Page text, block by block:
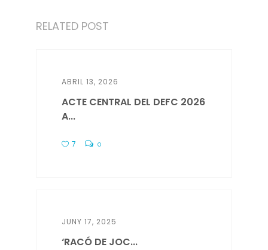
RELATED POST
ABRIL 13, 2026
ACTE CENTRAL DEL DEFC 2026
A...
7 0
JUNY 17, 2025
‘RACÓ DE JOC...